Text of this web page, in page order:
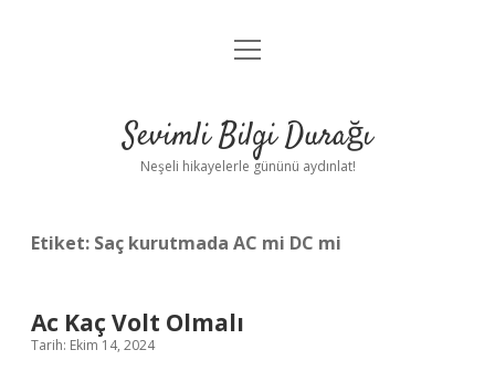
Anasayfa
Yasal Uyarı
menüyü
Sevimli Bilgi Durağı
Neşeli hikayelerle gününü aydınlat!
Etiket: Saç kurutmada AC mi DC mi
Ac Kaç Volt Olmalı
Tarih: Ekim 14, 2024